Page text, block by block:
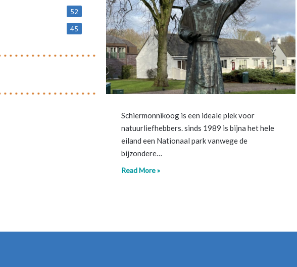
Schiermonnikoog is een ideale plek voor
natuurliefhebbers. sinds 1989 is bijna het hele
eiland een Nationaal park vanwege de
bijzondere…
Read More »
52
45